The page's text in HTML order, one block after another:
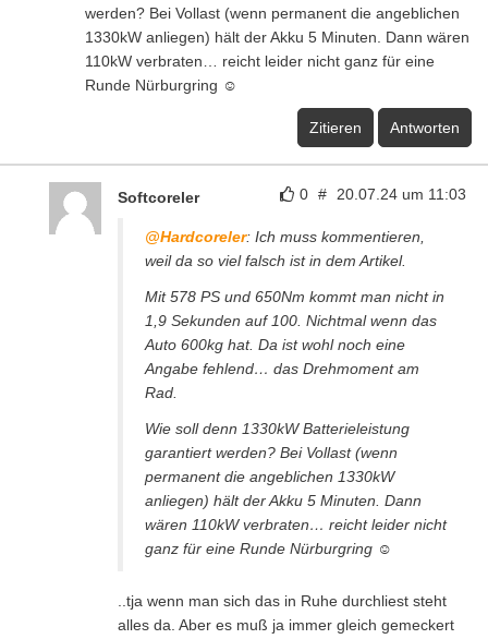
werden? Bei Vollast (wenn permanent die angeblichen
1330kW anliegen) hält der Akku 5 Minuten. Dann wären
110kW verbraten… reicht leider nicht ganz für eine
Runde Nürburgring ☺️
Zitieren Antworten
0 # 20.07.24 um 11:03
Softcoreler
@Hardcoreler: Ich muss kommentieren,
weil da so viel falsch ist in dem Artikel.
Mit 578 PS und 650Nm kommt man nicht in
1,9 Sekunden auf 100. Nichtmal wenn das
Auto 600kg hat. Da ist wohl noch eine
Angabe fehlend… das Drehmoment am
Rad.
Wie soll denn 1330kW Batterieleistung
garantiert werden? Bei Vollast (wenn
permanent die angeblichen 1330kW
anliegen) hält der Akku 5 Minuten. Dann
wären 110kW verbraten… reicht leider nicht
ganz für eine Runde Nürburgring ☺️
..tja wenn man sich das in Ruhe durchliest steht
alles da. Aber es muß ja immer gleich gemeckert